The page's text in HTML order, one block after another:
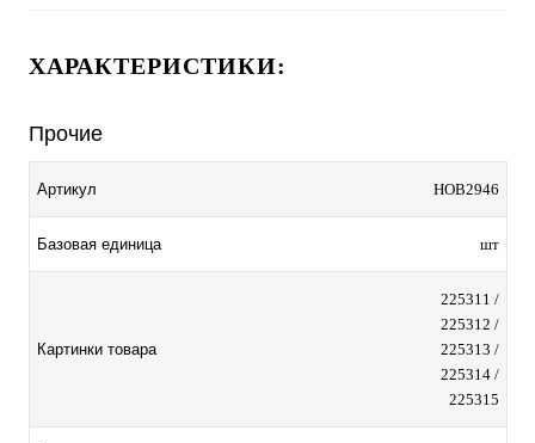
ХАРАКТЕРИСТИКИ:
Прочие
Артикул HOB2946
Базовая единица шт
Картинки товара
225311 /
225312 /
225313 /
225314 /
225315